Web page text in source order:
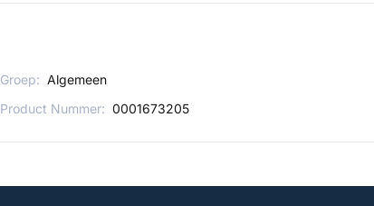
Groep: Algemeen
Product Nummer: 0001673205